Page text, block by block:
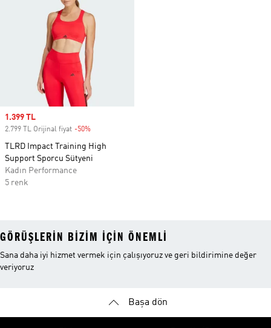
Sale price
1.399 TL
2.799 TL Orijinal fiyat -50%
TLRD Impact Training High
Support Sporcu Sütyeni
Kadın Performance
5 renk
GÖRÜŞLERIN BIZIM IÇIN ÖNEMLI
Sana daha iyi hizmet vermek için çalışıyoruz ve geri bildirimine değer
veriyoruz
Başa dön